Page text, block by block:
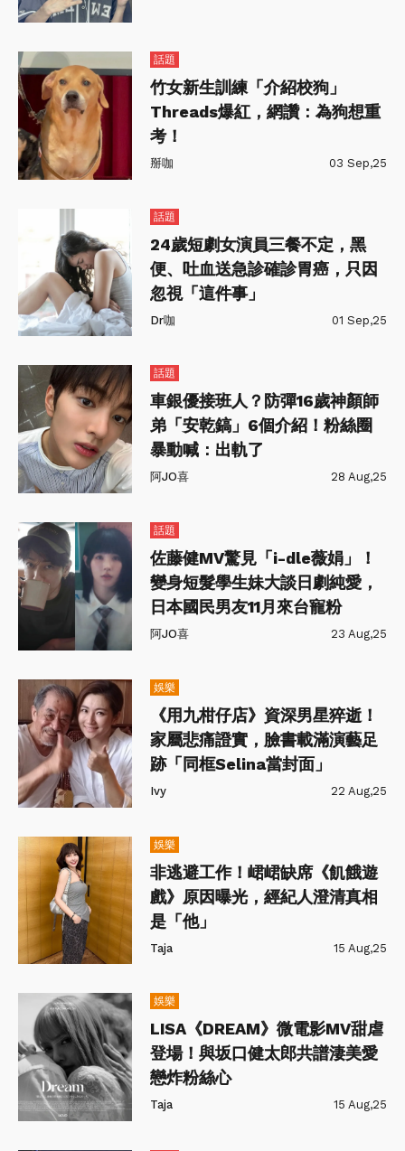
話題
竹女新生訓練「介紹校狗」
Threads爆紅，網讚：為狗想重
考！
掰咖 03 Sep,25
話題
24歲短劇女演員三餐不定，黑
便、吐血送急診確診胃癌，只因
忽視「這件事」
Dr咖 01 Sep,25
話題
車銀優接班人？防彈16歲神顏師
弟「安乾鎬」6個介紹！粉絲圈
暴動喊：出軌了
阿JO喜 28 Aug,25
話題
佐藤健MV驚見「i-dle薇娟」！
變身短髮學生妹大談日劇純愛，
日本國民男友11月來台寵粉
阿JO喜 23 Aug,25
娛樂
《用九柑仔店》資深男星猝逝！
家屬悲痛證實，臉書載滿演藝足
跡「同框Selina當封面」
Ivy 22 Aug,25
娛樂
非逃避工作！峮峮缺席《飢餓遊
戲》原因曝光，經紀人澄清真相
是「他」
Taja 15 Aug,25
娛樂
LISA《DREAM》微電影MV甜虐
登場！與坂口健太郎共譜淒美愛
戀炸粉絲心
Taja 15 Aug,25